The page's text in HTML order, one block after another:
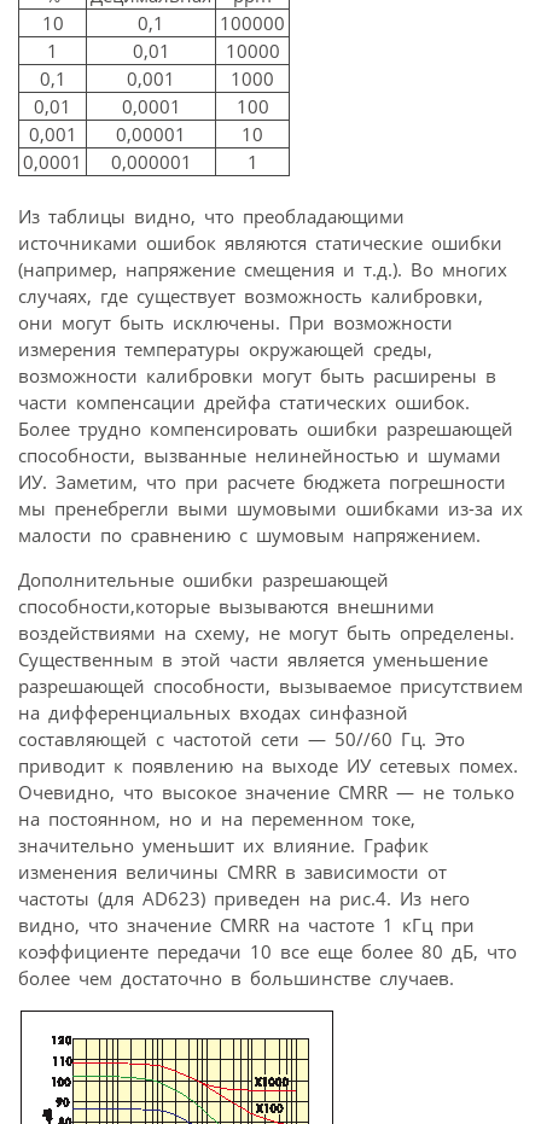
10
0,1
100000
1
0,01
10000
0,1
0,001
1000
0,01
0,0001
100
0,001
0,00001
10
0,0001
0,000001 1
Из таблицы видно, что преобладающими
источниками ошибок являются статические ошибки
(например, напряжение смещения и т.д.). Во многих
случаях, где существует возможность калибровки,
они могут быть исключены. При возможности
измерения температуры окружающей среды,
возможности калибровки могут быть расширены в
части компенсации дрейфа статических ошибок.
Более трудно компенсировать ошибки разрешающей
способности, вызванные нелинейностью и шумами
ИУ. Заметим, что при расчете бюджета погрешности
мы пренебрегли выми шумовыми ошибками из-за их
малости по сравнению с шумовым напряжением.
Дополнительные ошибки разрешающей
способности,которые вызываются внешними
воздействиями на схему, не могут быть определены.
Существенным в этой части является уменьшение
разрешающей способности, вызываемое присутствием
на дифференциальных входах синфазной
составляющей с частотой сети — 50//60 Гц. Это
приводит к появлению на выходе ИУ сетевых помех.
Очевидно, что высокое значение CMRR — не только
на постоянном, но и на переменном токе,
значительно уменьшит их влияние. График
изменения величины CMRR в зависимости от
частоты (для AD623) приведен на рис.4. Из него
видно, что значение CMRR на частоте 1 кГц при
коэффициенте передачи 10 все еще более 80 дБ, что
более чем достаточно в большинстве случаев.